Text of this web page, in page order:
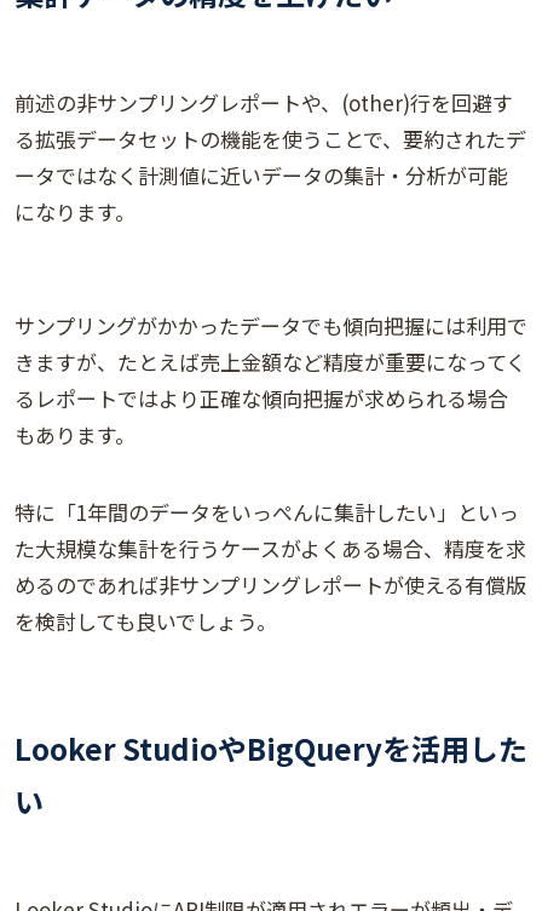
前述の非サンプリングレポートや、(other)行を回避す
る拡張データセットの機能を使うことで、要約されたデ
ータではなく計測値に近いデータの集計・分析が可能
になります。
サンプリングがかかったデータでも傾向把握には利用で
きますが、たとえば売上金額など精度が重要になってく
るレポートではより正確な傾向把握が求められる場合
もあります。
特に「1年間のデータをいっぺんに集計したい」といっ
た大規模な集計を行うケースがよくある場合、精度を求
めるのであれば非サンプリングレポートが使える有償版
を検討しても良いでしょう。
Looker StudioやBigQueryを活用した
い